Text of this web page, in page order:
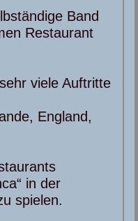
Band
Restaurant
viele Auftritte
England,
in der
spielen.